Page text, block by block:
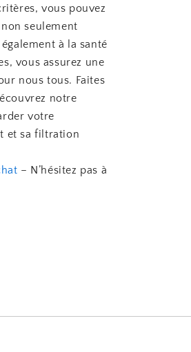
vous pouvez
seulement
à la santé
vous assurez une
nous tous. Faites
notre
votre
et sa filtration
– N’hésitez pas à